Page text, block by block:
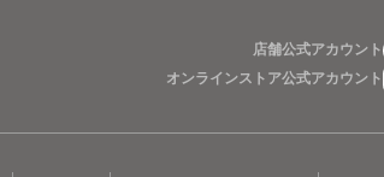
店舗公式アカウント
オンラインストア公式アカウント